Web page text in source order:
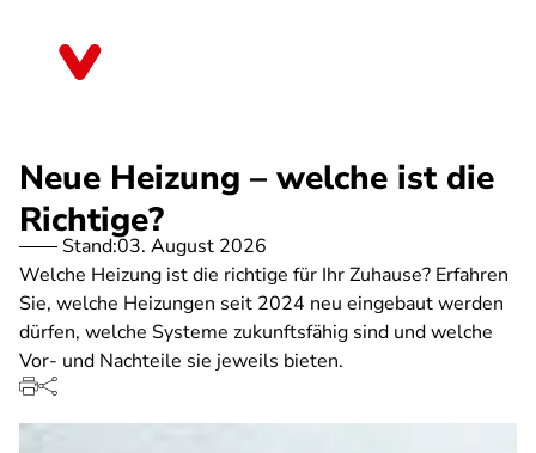
Neue Heizung – welche ist die
Richtige?
Stand:03. August 2026
Welche Heizung ist die richtige für Ihr Zuhause? Erfahren
Sie, welche Heizungen seit 2024 neu eingebaut werden
dürfen, welche Systeme zukunftsfähig sind und welche
Vor- und Nachteile sie jeweils bieten.